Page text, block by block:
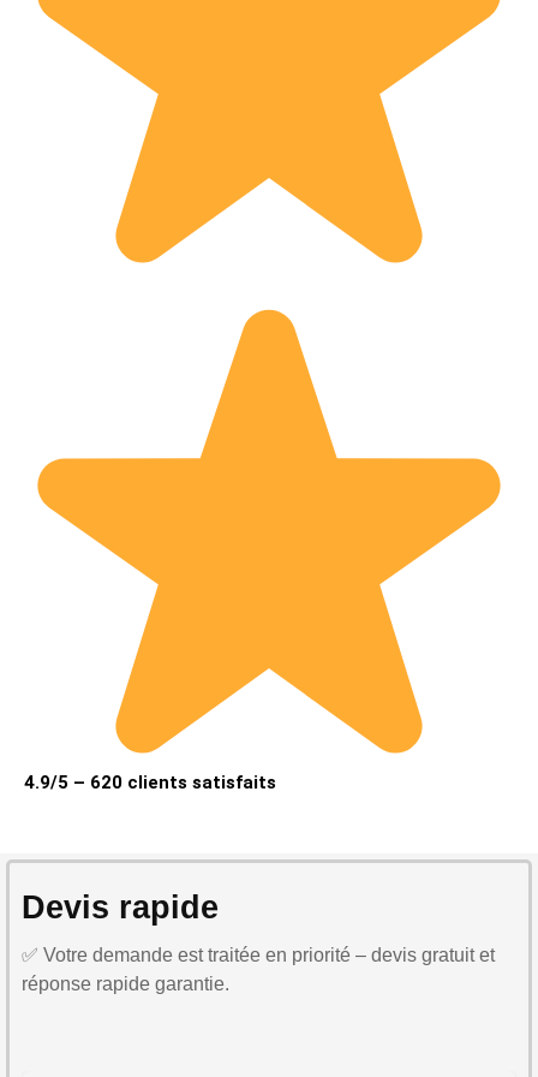
4.9/5 – 620 clients satisfaits
Devis rapide
✅ Votre demande est traitée en priorité – devis gratuit et
réponse rapide garantie.